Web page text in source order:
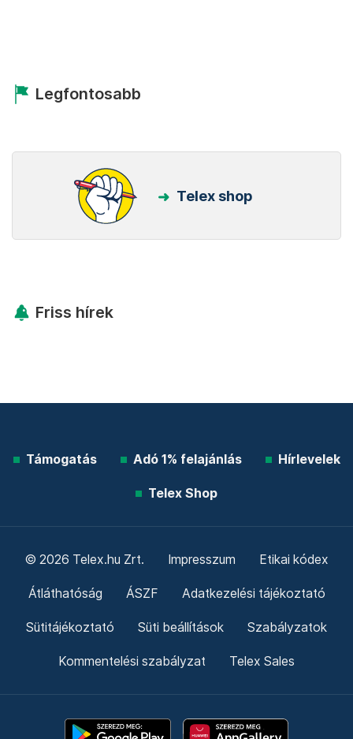
Legfontosabb
Telex shop
Friss hírek
Támogatás Adó 1% felajánlás Hírlevelek
Telex Shop
© 2026 Telex.hu Zrt. Impresszum Etikai kódex
Átláthatóság ÁSZF Adatkezelési tájékoztató
Sütitájékoztató Süti beállítások Szabályzatok
Kommentelési szabályzat Telex Sales